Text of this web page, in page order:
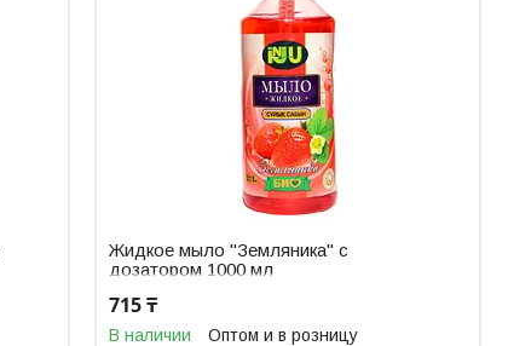
Жидкое мыло "Земляника" с
дозатором 1000 мл
715 ₸
В наличии Оптом и в розницу